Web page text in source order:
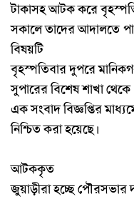
টাকাসহআটককরে
সকালেতাদেরআদালতে
বিষয়টি
বৃহস্পতিবারদুপরে
সুপারেরবিশেষশাখাথেকে
একসংবাদবিজ্ঞপ্তির
নিশ্চিতকরাহয়েছে।
আটককৃত
জুয়াড়ীরাহচ্ছেপৌরসভার